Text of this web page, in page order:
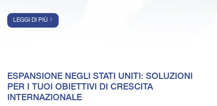
LEGGI DI PIÙ
ESPANSIONE NEGLI STATI UNITI: SOLUZIONI
PER I TUOI OBIETTIVI DI CRESCITA
INTERNAZIONALE